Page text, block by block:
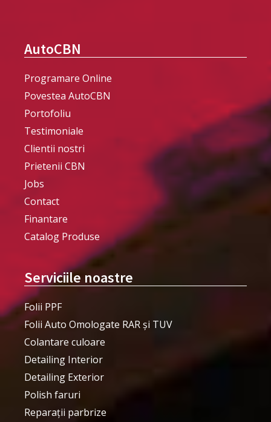
AutoCBN
Programare Online
Povestea AutoCBN
Portofoliu
Testimoniale
Clientii nostri
Prietenii CBN
Jobs
Contact
Finantare
Catalog Produse
Serviciile noastre
Folii PPF
Folii Auto Omologate RAR și TUV
Colantare culoare
Detailing Interior
Detailing Exterior
Polish faruri
Reparații parbrize